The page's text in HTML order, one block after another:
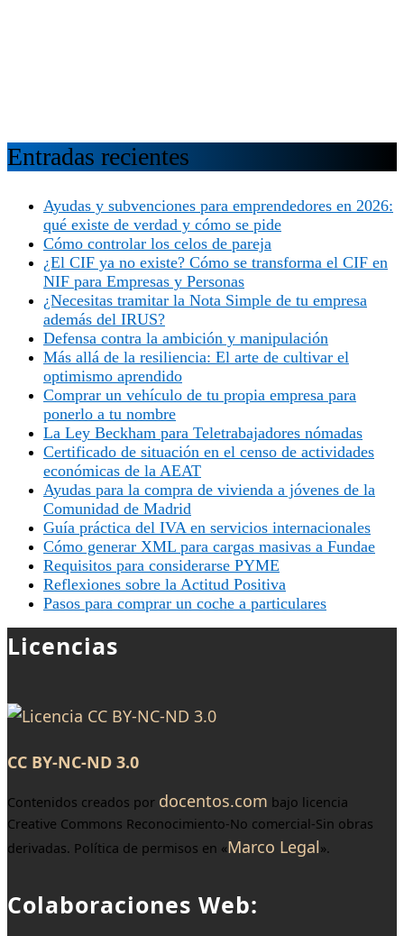
Entradas recientes
Ayudas y subvenciones para emprendedores en 2026:
qué existe de verdad y cómo se pide
Cómo controlar los celos de pareja
¿El CIF ya no existe? Cómo se transforma el CIF en
NIF para Empresas y Personas
¿Necesitas tramitar la Nota Simple de tu empresa
además del IRUS?
Defensa contra la ambición y manipulación
Más allá de la resiliencia: El arte de cultivar el
optimismo aprendido
Comprar un vehículo de tu propia empresa para
ponerlo a tu nombre
La Ley Beckham para Teletrabajadores nómadas
Certificado de situación en el censo de actividades
económicas de la AEAT
Ayudas para la compra de vivienda a jóvenes de la
Comunidad de Madrid
Guía práctica del IVA en servicios internacionales
Cómo generar XML para cargas masivas a Fundae
Requisitos para considerarse PYME
Reflexiones sobre la Actitud Positiva
Pasos para comprar un coche a particulares
Licencias
CC BY-NC-ND 3.0
Contenidos creados por docentos.com bajo licencia
Creative Commons Reconocimiento-No comercial-Sin obras
derivadas. Política de permisos en «Marco Legal».
Colaboraciones Web: